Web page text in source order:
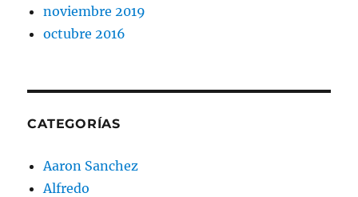
noviembre 2019
octubre 2016
CATEGORÍAS
Aaron Sanchez
Alfredo